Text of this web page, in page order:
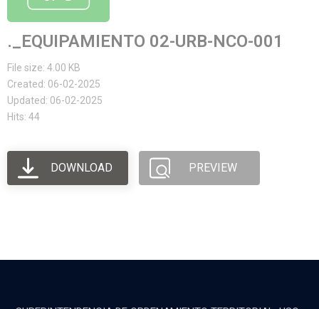
._EQUIPAMIENTO 02-URB-NCO-001
File size: 4.00 KB
Created: 06-02-2025
Updated: 06-02-2025
Hits: 44
DOWNLOAD PREVIEW